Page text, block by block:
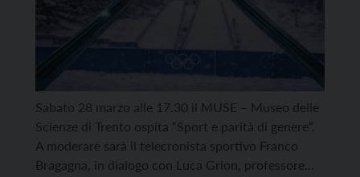
Sabato 28 marzo alle 17.30 il MUSE – Museo delle
Scienze di Trento ospita “Sport e parità di genere”.
A moderare sarà il telecronista sportivo Franco
Bragagna, in dialogo con Luca Grion, professore